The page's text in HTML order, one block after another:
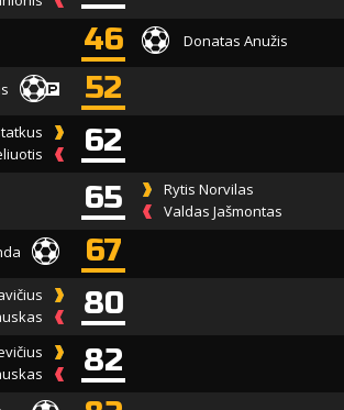
46
Donatas Anužis
52
62
65
Rytis Norvilas
Valdas Jašmontas
67
80
82